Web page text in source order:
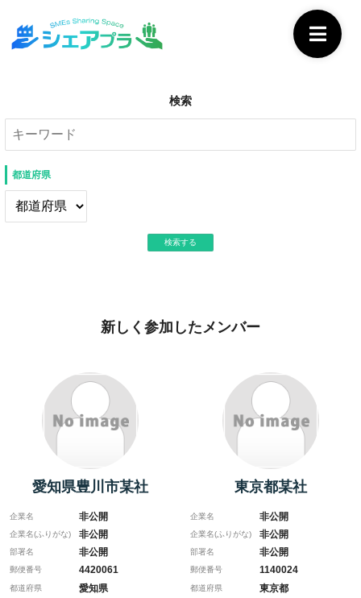
検索
都道府県
新しく参加したメンバー
愛知県豊川市某社
企業名 非公開
企業名(ふりがな) 非公開
部署名 非公開
郵便番号 4420061
都道府県 愛知県
東京都某社
企業名 非公開
企業名(ふりがな) 非公開
部署名 非公開
郵便番号 1140024
都道府県 東京都